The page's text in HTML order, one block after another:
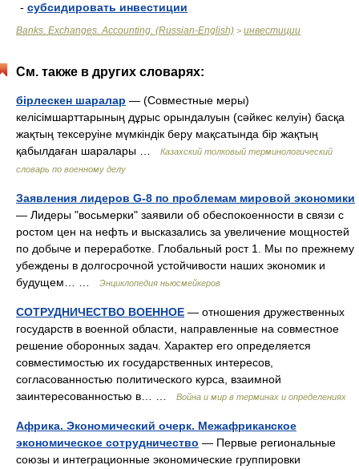
- субсидировать инвестиции
Banks. Exchanges. Accounting. (Russian-English) > инвестиции
См. также в других словарях:
бірлескен шаралар — (Совместные меры)
келісімшарттарының дұрыс орындалуын (сәйкес келуін) басқа
жақтың тексеруіне мүмкіндік беру мақсатында бір жақтың
қабылдаған шаралары …
Казахский толковый терминологический
словарь по военному делу
Заявления лидеров G-8 по проблемам мировой экономики
— Лидеры "восьмерки" заявили об обеспокоенности в связи с
ростом цен на нефть и высказались за увеличение мощностей
по добыче и переработке. Глобальный рост 1. Мы по прежнему
убеждены в долгосрочной устойчивости наших экономик и
будущем… …
Энциклопедия ньюсмейкеров
СОТРУДНИЧЕСТВО ВОЕННОЕ — отношения дружественных
государств в военной области, направленные на совместное
решение оборонных задач. Характер его определяется
совместимостью их государственных интересов,
согласованностью политического курса, взаимной
заинтересованностью в… …
Война и мир в терминах и определениях
Африка. Экономический очерк. Межафриканское
экономическое сотрудничество — Первые региональные
союзы и интеграционные экономические группировки